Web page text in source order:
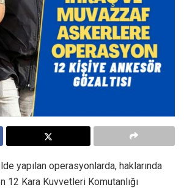
yapılan operasyonlarda, haklarında
12 Kara Kuvvetleri Komutanlığı